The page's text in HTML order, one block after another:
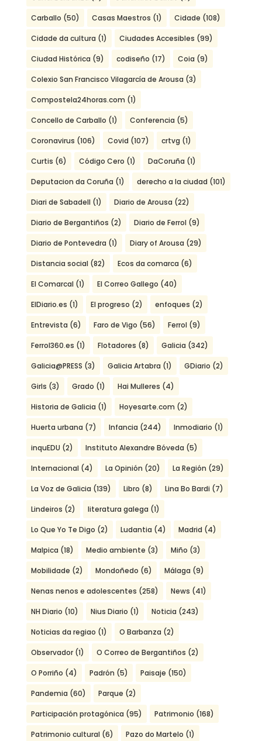
Carballo (50) Casas Maestros (1) Cidade (108)
Cidade da cultura (1) Ciudades Accesibles (99)
Ciudad Histórica (9) codiseño (17) Coia (9)
Colexio San Francisco Vilagarcía de Arousa (3)
Compostela24horas.com (1)
Concello de Carballo (1) Conferencia (5)
Coronavirus (106) Covid (107) crtvg (1)
Curtis (6) Código Cero (1) DaCoruña (1)
Deputacion da Coruña (1) derecho a la ciudad (101)
Diari de Sabadell (1) Diario de Arousa (22)
Diario de Bergantiños (2) Diario de Ferrol (9)
Diario de Pontevedra (1) Diary of Arousa (29)
Distancia social (82) Ecos da comarca (6)
El Comarcal (1) El Correo Gallego (40)
ElDiario.es (1) El progreso (2) enfoques (2)
Entrevista (6) Faro de Vigo (56) Ferrol (9)
Ferrol360.es (1) Flotadores (8) Galicia (342)
Galicia@PRESS (3) Galicia Artabra (1) GDiario (2)
Girls (3) Grado (1) Hai Mulleres (4)
Historia de Galicia (1) Hoyesarte.com (2)
Huerta urbana (7) Infancia (244) Inmodiario (1)
inquEDU (2) Instituto Alexandre Bóveda (5)
Internacional (4) La Opinión (20) La Región (29)
La Voz de Galicia (139) Libro (8) Lina Bo Bardi (7)
Lindeiros (2) literatura galega (1)
Lo Que Yo Te Digo (2) Ludantia (4) Madrid (4)
Malpica (18) Medio ambiente (3) Miño (3)
Mobilidade (2) Mondoñedo (6) Málaga (9)
Nenas nenos e adolescentes (258) News (41)
NH Diario (10) Nius Diario (1) Noticia (243)
Noticias da regiao (1) O Barbanza (2)
Observador(1) O Correo de Bergantiños (2)
O Porriño (4) Padrón (5) Paisaje (150)
Pandemia (60) Parque (2)
Participación protagónica (95) Patrimonio (168)
Patrimonio cultural (6) Pazo do Martelo (1)